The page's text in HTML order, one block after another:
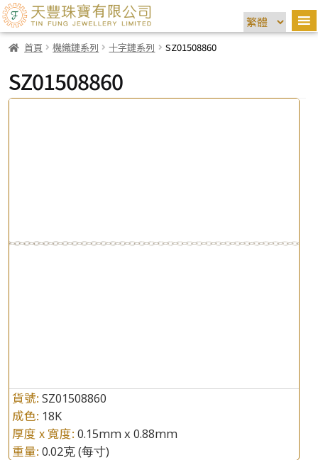
首頁 機織鏈系列 十字鏈系列 SZ01508860
SZ01508860
貨號: SZ01508860
成色: 18K
厚度 x 寬度: 0.15mm x 0.88mm
重量: 0.02克(每寸)